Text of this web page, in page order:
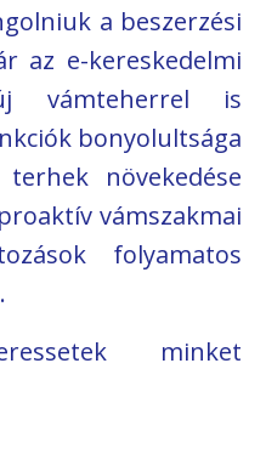
a beszerzési
az e-kereskedelmi
vámteherrel is
bonyolultsága
növekedése
vámszakmai
folyamatos
minket